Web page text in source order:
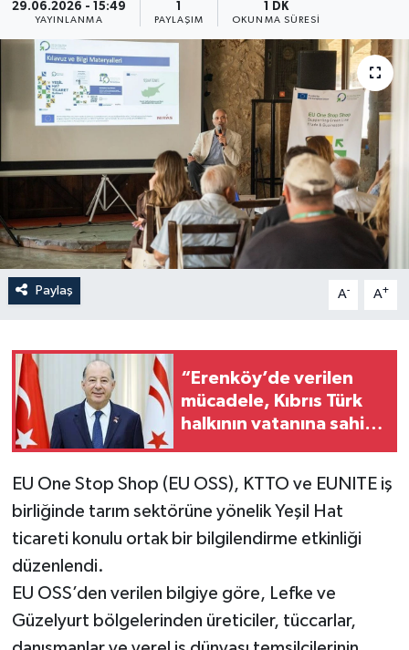
29.06.2026 - 15:49
YAYINLANMA
1
PAYLAŞIM
1 DK
OKUNMA SÜRESI
Paylaş A- A+
“Erenköy’de verilen
mücadele, Kıbrıs Türk
halkının vatanına sahip
biri”
EU One Stop Shop (EU OSS), KTTO ve EUNITE iş
birliğinde tarım sektörüne yönelik Yeşil Hat
ticareti konulu ortak bir bilgilendirme etkinliği
düzenlendi.
EU OSS’den verilen bilgiye göre, Lefke ve
Güzelyurt bölgelerinden üreticiler, tüccarlar,